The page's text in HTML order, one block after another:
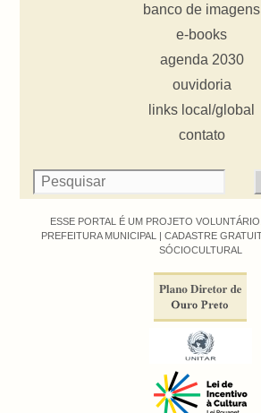
banco de imagens
e-books
agenda 2030
ouvidoria
links local/global
contato
ESSE PORTAL É UM PROJETO
PREFEITURA MUNICIPAL | CADASTRE
SÓCIOCULTURAL